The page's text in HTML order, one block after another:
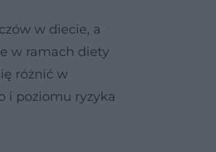
w diecie, a
w ramach diety
różnić w
i poziomu ryzyka